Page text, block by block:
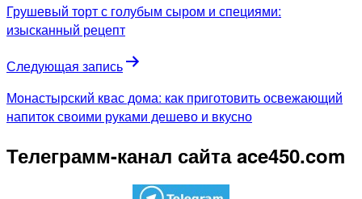
Грушевый торт с голубым сыром и специями:
изысканный рецепт
Следующая запись
Монастырский квас дома: как приготовить освежающий
напиток своими руками дешево и вкусно
Телеграмм-канал сайта ace450.com